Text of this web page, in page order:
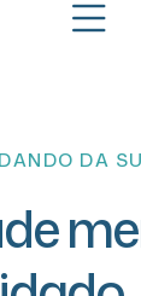
DA